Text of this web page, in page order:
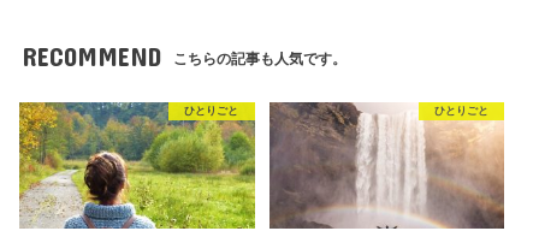
RECOMMEND こちらの記事も人気です。
ひとりごと ひとりごと